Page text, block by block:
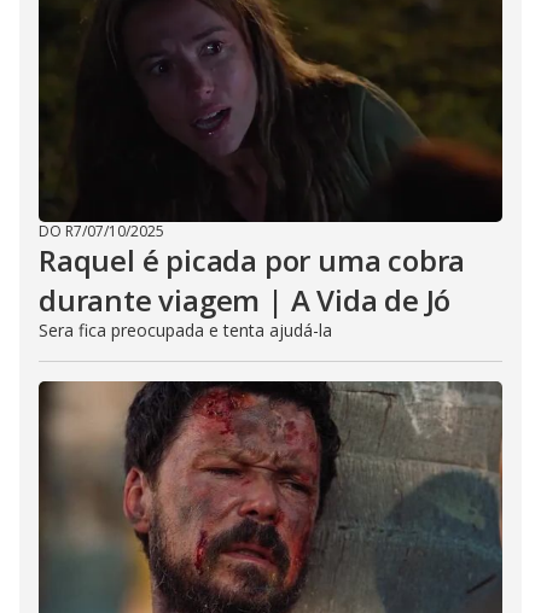
DO R7/07/10/2025
Raquel é picada por uma cobra
durante viagem | A Vida de Jó
Sera fica preocupada e tenta ajudá-la